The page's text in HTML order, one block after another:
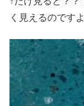
く見えるのです